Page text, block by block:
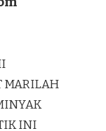
MARILAH
INI